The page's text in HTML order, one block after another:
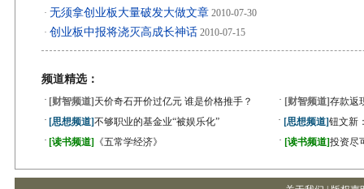
· 无须拿创业板大量破发大做文章 2010-07-30
· 创业板中报将浇灭高成长神话 2010-07-15
频道精选：
· [财智频道] 天价奇石开价过亿元 谁是价格推手？ · [财智频道]存款返
· [思想频道]不够职业的基金业“被娱乐化” · [思想频道]钮文新
· [读书频道] 《五常学经济》 · [读书频道]投资尽